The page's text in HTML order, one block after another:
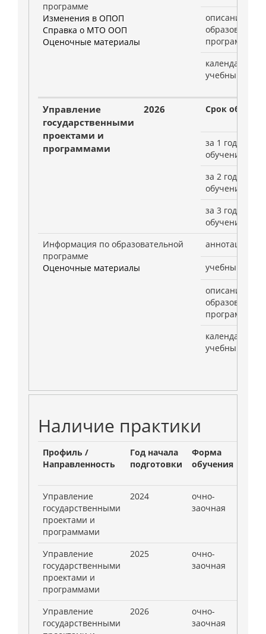
программе
Изменения в ОПОП
Справка о МТО ООП
Оценочные материалы
описание
программы
календарный
учебный
Управление
государственными
проектами и
программами
2026 Срок
за 1 год
обучения
за 2 год
обучения
за 3 год
обучения
Информация по образовательной
программе
Оценочные материалы
аннотации,
учебный план
описание
программы
календарный
учебный
Наличие практики
Профиль /
Направленность
Год начала
подготовки
Форма
обучения
Управление
государственными
проектами и
программами
2024
очно-
заочная
Управление
государственными
проектами и
программами
2025
очно-
заочная
Управление
государственными
2026
очно-
заочная